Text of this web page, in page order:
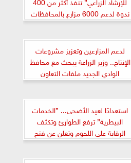
ندوة لدعم 6000 مزارع بالمحافظات
لدعم المزارعين وتعزيز مشروعات
الإنتاج.. وزير الزراعة يبحث مع محافظ
الوادي الجديد ملفات التعاون
المشترك
استعدادًا لعيد الأضحى... ”الخدمات
البيطرية” ترفع الطوارئ وتكثف
الرقابة على اللحوم وتعلن عن فتح
المجازر بالمجان